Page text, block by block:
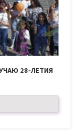
28-ЛЕТИЯ